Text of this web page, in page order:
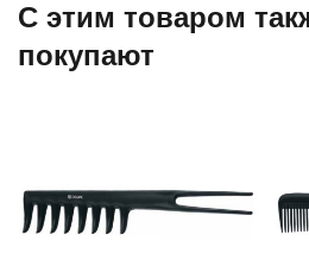
C этим товаром
покупают